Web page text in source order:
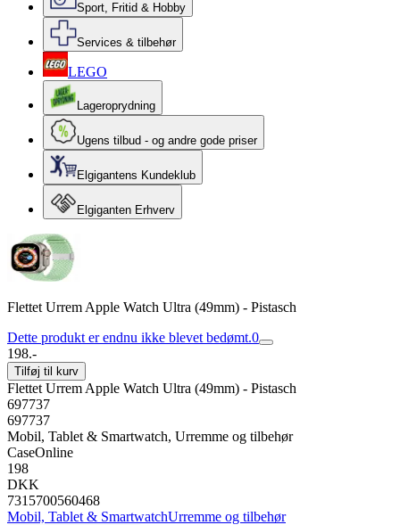
Sport, Fritid & Hobby
Services & tilbehør
LEGO
Lageroprydning
Ugens tilbud - og andre gode priser
Elgigantens Kundeklub
Elgiganten Erhverv
Flettet Urrem Apple Watch Ultra (49mm) - Pistasch
Dette produkt er endnu ikke blevet bedømt.0
198.-
Tilføj til kurv
Flettet Urrem Apple Watch Ultra (49mm) - Pistasch
697737
697737
Mobil, Tablet & Smartwatch, Urremme og tilbehør
CaseOnline
198
DKK
7315700560468
Mobil, Tablet & SmartwatchUrremme og tilbehør